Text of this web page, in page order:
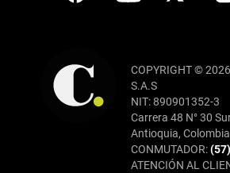
COPYRIGHT ©
S.A.S
NIT: 890901352-3
Carrera 48 N° 30
Antioquia,
CONMUTADOR:
ATENCIÓN AL